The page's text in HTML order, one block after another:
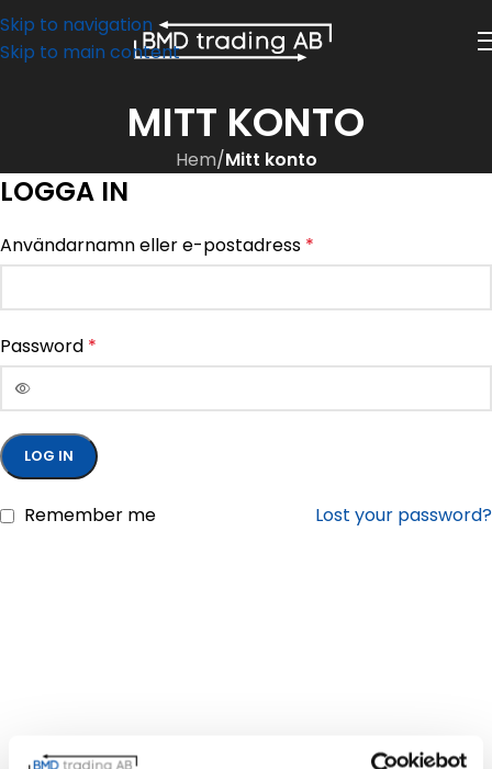
Skip to navigation
Skip to main content
MITT KONTO
Hem/Mitt konto
LOGGA IN
Användarnamn eller e-postadress *
Password *
LOG IN
Lost your password?
Remember me